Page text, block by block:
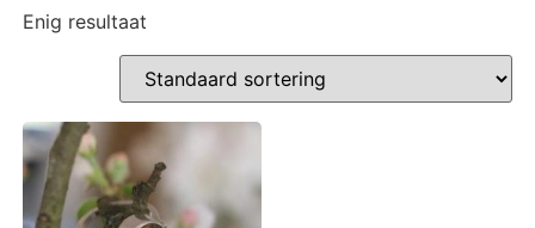
Enig resultaat